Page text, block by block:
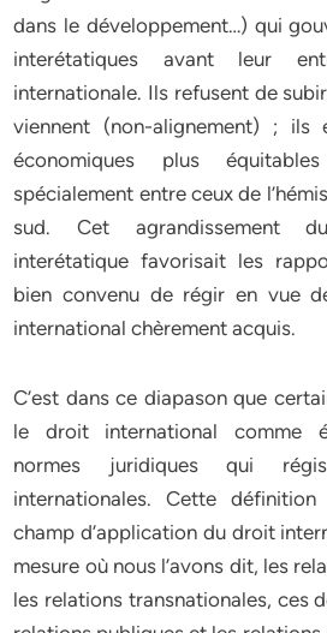
dans le développement…) qui
interétatiques avant leur
internationale. Ils refusent de
viennent (non-alignement) ; ils
économiques plus
spécialement entre ceux de
sud. Cet agrandissement
interétatique favorisait les
bien convenu de régir en vue
international chèrement acquis.
C’est dans ce diapason que
le droit international comme
normes juridiques qui
internationales. Cette
champ d’application du droit
mesure où nous l’avons dit, les
les relations transnationales, ces